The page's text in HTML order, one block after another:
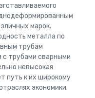
марок.
металла по
трубам
трубами сварными
невысокая
путь к их широкому
экономики.